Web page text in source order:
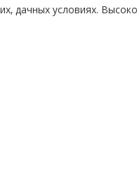
дачных условиях.